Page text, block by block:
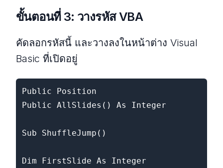
ขั้นตอนที่ 3: วางรหัส VBA
คัดลอกรหัสนี้ และวางลงในหน้าต่าง Visual
Basic ที่เปิดอยู่
Public Position
Public AllSlides() As Integer
Sub ShuffleJump()
Dim FirstSlide As Integer